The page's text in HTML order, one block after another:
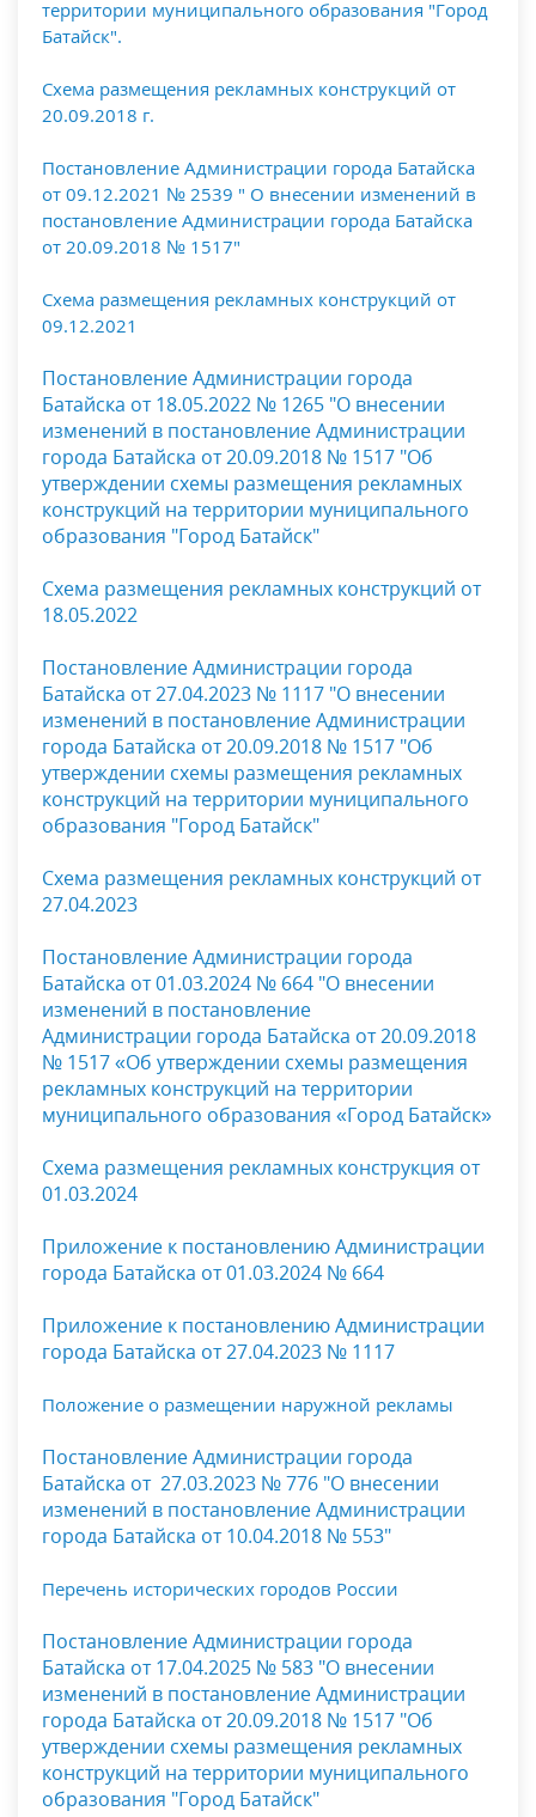
территории муниципального образования "Город
Батайск".
Схема размещения рекламных конструкций от
20.09.2018 г.
Постановление Администрации города Батайска
от 09.12.2021 № 2539 " О внесении изменений в
постановление Администрации города Батайска
от 20.09.2018 № 1517"
Схема размещения рекламных конструкций от
09.12.2021
Постановление Администрации города
Батайска от 18.05.2022 № 1265 "О внесении
изменений в постановление Администрации
города Батайска от 20.09.2018 № 1517 "Об
утверждении схемы размещения рекламных
конструкций на территории муниципального
образования "Город Батайск"
Схема размещения рекламных конструкций от
18.05.2022
Постановление Администрации города
Батайска от 27.04.2023 № 1117 "О внесении
изменений в постановление Администрации
города Батайска от 20.09.2018 № 1517 "Об
утверждении схемы размещения рекламных
конструкций на территории муниципального
образования "Город Батайск"
Схема размещения рекламных конструкций от
27.04.2023
Постановление Администрации города
Батайска от 01.03.2024 № 664 "О внесении
изменений в постановление
Администрации города Батайска от 20.09.2018
№ 1517 «Об утверждении схемы размещения
рекламных конструкций на территории
муниципального образования «Город Батайск»
Схема размещения рекламных конструкция от
01.03.2024
Приложение к постановлению Администрации
города Батайска от 01.03.2024 № 664
Приложение к постановлению Администрации
города Батайска от 27.04.2023 № 1117
Положение о размещении наружной рекламы
Постановление Администрации города
Батайска от 27.03.2023 № 776 "О внесении
изменений в постановление Администрации
города Батайска от 10.04.2018 № 553"
Перечень исторических городов России
Постановление Администрации города
Батайска от 17.04.2025 № 583 "О внесении
изменений в постановление Администрации
города Батайска от 20.09.2018 № 1517 "Об
утверждении схемы размещения рекламных
конструкций на территории муниципального
образования "Город Батайск"